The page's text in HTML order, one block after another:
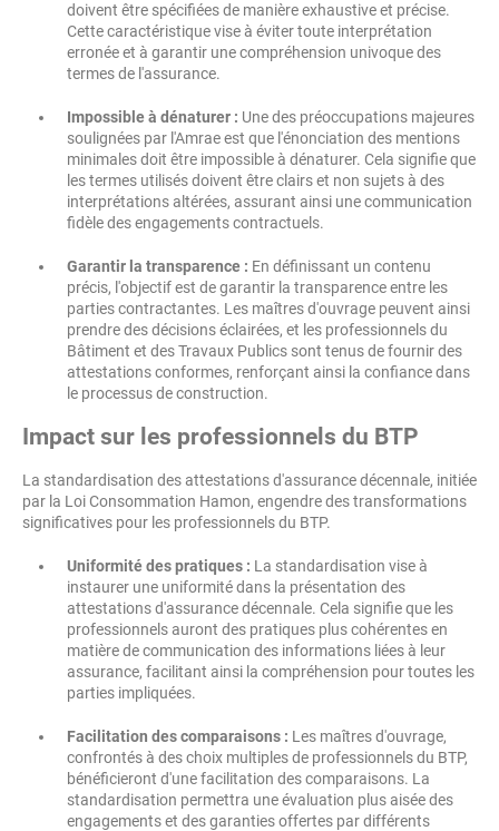
doivent être spécifiées de manière exhaustive et précise.
Cette caractéristique vise à éviter toute interprétation
erronée et à garantir une compréhension univoque des
termes de l'assurance.
Impossible à dénaturer : Une des préoccupations majeures
soulignées par l'Amrae est que l'énonciation des mentions
minimales doit être impossible à dénaturer. Cela signifie que
les termes utilisés doivent être clairs et non sujets à des
interprétations altérées, assurant ainsi une communication
fidèle des engagements contractuels.
Garantir la transparence : En définissant un contenu
précis, l'objectif est de garantir la transparence entre les
parties contractantes. Les maîtres d'ouvrage peuvent ainsi
prendre des décisions éclairées, et les professionnels du
Bâtiment et des Travaux Publics sont tenus de fournir des
attestations conformes, renforçant ainsi la confiance dans
le processus de construction.
Impact sur les professionnels du BTP
La standardisation des attestations d'assurance décennale, initiée
par la Loi Consommation Hamon, engendre des transformations
significatives pour les professionnels du BTP.
Uniformité des pratiques : La standardisation vise à
instaurer une uniformité dans la présentation des
attestations d'assurance décennale. Cela signifie que les
professionnels auront des pratiques plus cohérentes en
matière de communication des informations liées à leur
assurance, facilitant ainsi la compréhension pour toutes les
parties impliquées.
Facilitation des comparaisons : Les maîtres d'ouvrage,
confrontés à des choix multiples de professionnels du BTP,
bénéficieront d'une facilitation des comparaisons. La
standardisation permettra une évaluation plus aisée des
engagements et des garanties offertes par différents